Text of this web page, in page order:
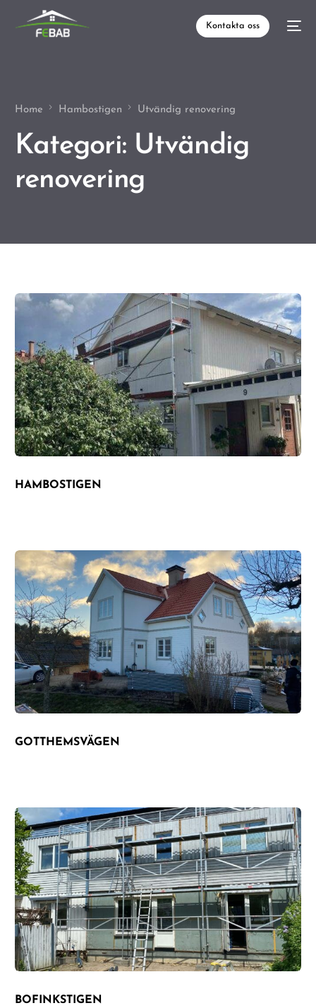
Kontakta oss
Home Hambostigen Utvändig renovering
Kategori: Utvändig
renovering
HAMBOSTIGEN
GOTTHEMSVÄGEN
BOFINKSTIGEN